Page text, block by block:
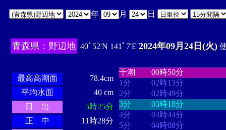
年 月 日
青森県：野辺地 40ﾟ52'N 141ﾟ7'E 2024年09月24日(火)
最高高潮面
78.4cm
平均水面
40 cm
日 出
5時25分
正 中
11時28分
干潮
00時50分
1分
02時13分
2分
02時49分
3分
03時18分
4分
03時44分
5分
04時08分